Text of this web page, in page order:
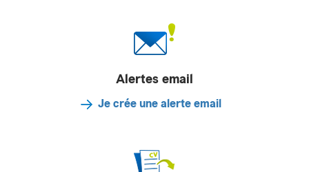
Alertes email
Je crée une alerte email